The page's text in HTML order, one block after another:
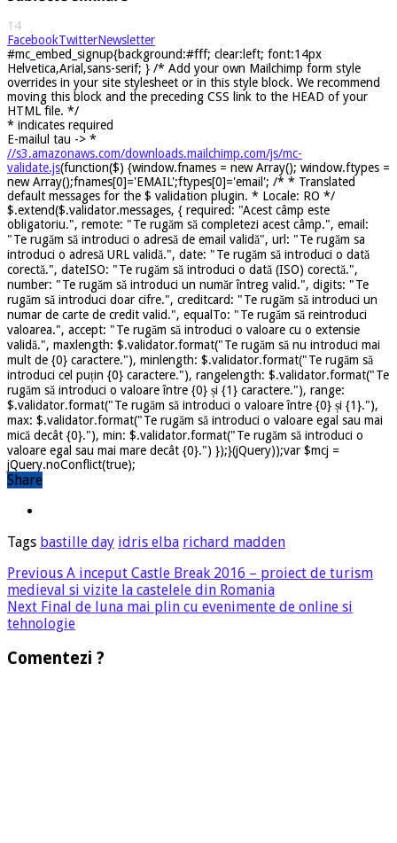
14
FacebookTwitterNewsletter
#mc_embed_signup{background:#fff; clear:left; font:14px
Helvetica,Arial,sans-serif; } /* Add your own Mailchimp form style
overrides in your site stylesheet or in this style block. We recommend
moving this block and the preceding CSS link to the HEAD of your
HTML file. */
* indicates required
E-mailul tau -> *
//s3.amazonaws.com/downloads.mailchimp.com/js/mc-
validate.js(function($) {window.fnames = new Array(); window.ftypes =
new Array();fnames[0]='EMAIL';ftypes[0]='email'; /* * Translated
default messages for the $ validation plugin. * Locale: RO */
$.extend($.validator.messages, { required: "Acest câmp este
obligatoriu.", remote: "Te rugăm să completezi acest câmp.", email:
"Te rugăm să introduci o adresă de email validă", url: "Te rugăm sa
introduci o adresă URL validă.", date: "Te rugăm să introduci o dată
corectă.", dateISO: "Te rugăm să introduci o dată (ISO) corectă.",
number: "Te rugăm să introduci un număr întreg valid.", digits: "Te
rugăm să introduci doar cifre.", creditcard: "Te rugăm să introduci un
numar de carte de credit valid.", equalTo: "Te rugăm să reintroduci
valoarea.", accept: "Te rugăm să introduci o valoare cu o extensie
validă.", maxlength: $.validator.format("Te rugăm să nu introduci mai
mult de {0} caractere."), minlength: $.validator.format("Te rugăm să
introduci cel puțin {0} caractere."), rangelength: $.validator.format("Te
rugăm să introduci o valoare între {0} și {1} caractere."), range:
$.validator.format("Te rugăm să introduci o valoare între {0} și {1}."),
max: $.validator.format("Te rugăm să introduci o valoare egal sau mai
mică decât {0}."), min: $.validator.format("Te rugăm să introduci o
valoare egal sau mai mare decât {0}.") });}(jQuery));var $mcj =
jQuery.noConflict(true);
Share
Tags bastille day idris elba richard madden
Previous A inceput Castle Break 2016 – proiect de turism
medieval si vizite la castelele din Romania
Next Final de luna mai plin cu evenimente de online si
tehnologie
Comentezi ?